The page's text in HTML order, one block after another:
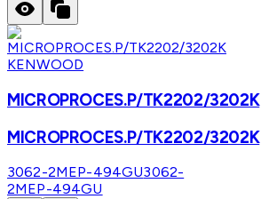
KENWOOD
MICROPROCES.P/TK2202/3202K
MICROPROCES.P/TK2202/3202K
3062-2MEP-494GU3062-
2MEP-494GU